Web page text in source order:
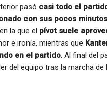
pasó casi todo el
con sus pocos
la que el pívot suele
e ironía, mientras que
en el partido. Al final del
del equipo tras la marcha